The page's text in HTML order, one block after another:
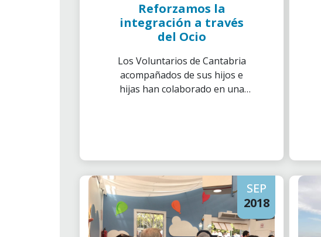
Reforzamos la
integración a través
del Ocio
Los Voluntarios de Cantabria
acompañados de sus hijos e
hijas han colaborado en una
SEP
2018